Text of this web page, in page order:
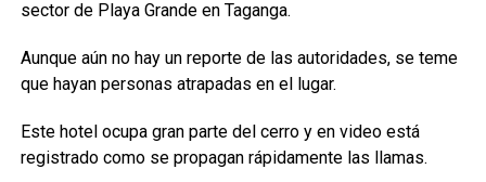
sector de Playa Grande en Taganga.
Aunque aún no hay un reporte de las autoridades, se teme
que hayan personas atrapadas en el lugar.
Este hotel ocupa gran parte del cerro y en video está
registrado como se propagan rápidamente las llamas.